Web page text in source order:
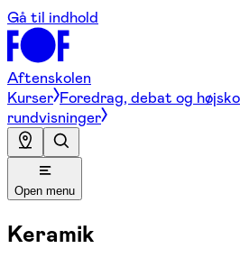
Gå til indhold
Aftenskolen
Kurser Foredrag, debat og
rundvisninger
Open menu
Keramik